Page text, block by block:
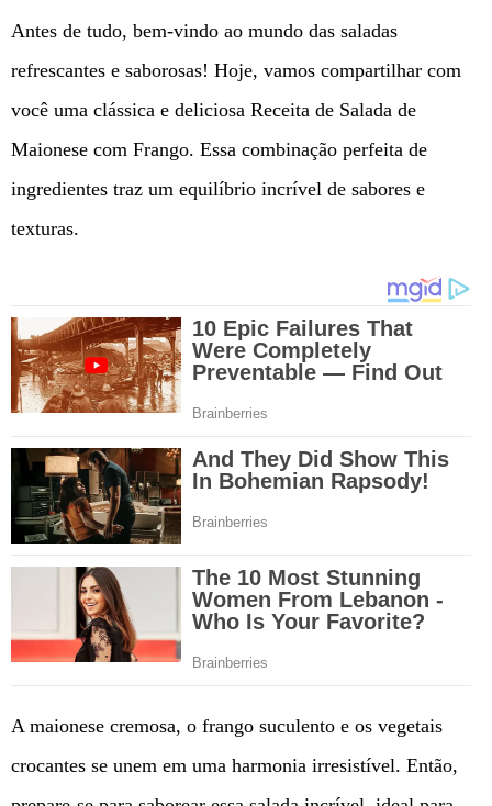
Antes de tudo, bem-vindo ao mundo das saladas
refrescantes e saborosas! Hoje, vamos compartilhar com
você uma clássica e deliciosa Receita de Salada de
Maionese com Frango. Essa combinação perfeita de
ingredientes traz um equilíbrio incrível de sabores e
texturas.
A maionese cremosa, o frango suculento e os vegetais
crocantes se unem em uma harmonia irresistível. Então,